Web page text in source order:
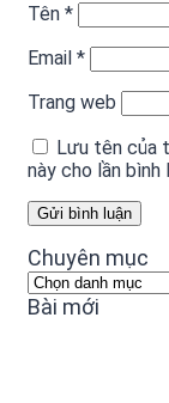
Tên *
Email *
Trang web
Lưu tên của
này cho lần
Chuyên mục
Chuyên
mục
Bài mới